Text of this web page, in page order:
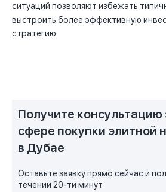
ситуаций позволяют избежать
выстроить более эффективную
стратегию.
Получите консультацию
сфере покупки элитной
в Дубае
Оставьте заявку прямо сейчас и
течении 20-ти минут